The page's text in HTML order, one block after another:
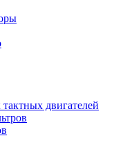
двигателей